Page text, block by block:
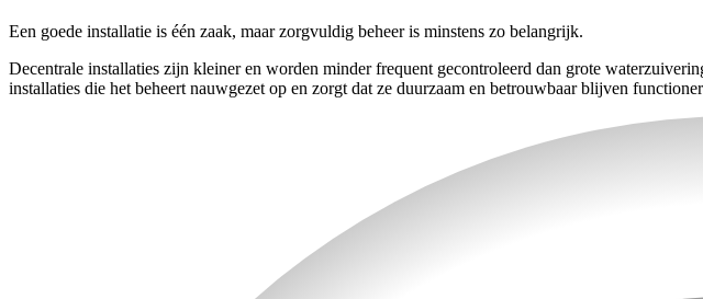
Een goede installatie is één zaak, maar zorgvuldig beheer is minstens zo belangrijk.
Decentrale installaties zijn kleiner en worden minder frequent gecontroleerd dan grote
installaties die het beheert nauwgezet op en zorgt dat ze duurzaam en betrouwbaar blijven